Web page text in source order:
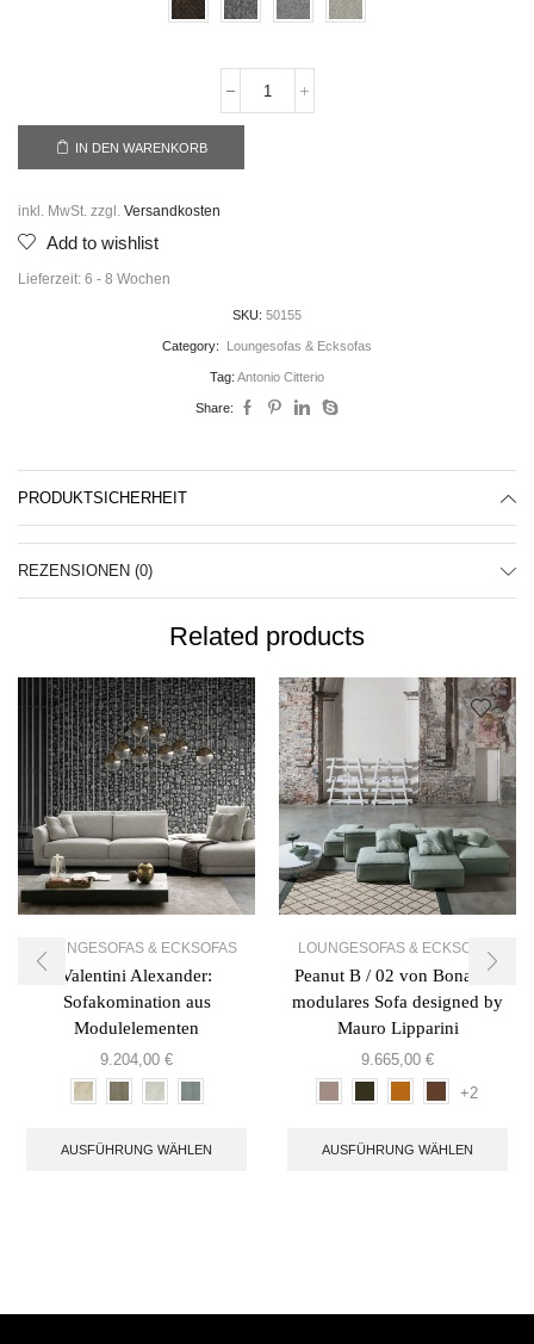
IN DEN WARENKORB
inkl. MwSt. zzgl. Versandkosten
Add to wishlist
Lieferzeit: 6 - 8 Wochen
SKU: 50155
Category: Loungesofas & Ecksofas
Tag: Antonio Citterio
Share:
PRODUKTSICHERHEIT
REZENSIONEN (0)
Related products
LOUNGESOFAS & ECKSOFAS
Valentini Alexander:
Sofakomination aus
Modulelementen
9.204,00 €
AUSFÜHRUNG WÄHLEN
LOUNGESOFAS & ECKSOFAS
Peanut B / 02 von Bonaldo,
modulares Sofa designed by
Mauro Lipparini
9.665,00 €
+2
AUSFÜHRUNG WÄHLEN